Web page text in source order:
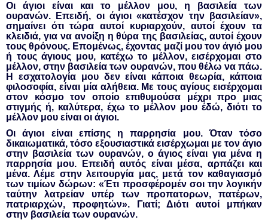
Οι άγιοι είναι και το μέλλον μου, η βασιλεία των
ουρανών. Επειδή, οι άγιοι «κατέσχον την βασιλείαν»,
σημαίνει ότι τώρα αυτοί κυριαρχούν, αυτοί έχουν τα
κλειδιά, για να ανοίξη η θύρα της βασιλείας, αυτοί έχουν
τους θρόνους. Επομένως, έχοντας μαζί μου τον άγιό μου
ή τους άγιους μου, κατέχω το μέλλον, εισέρχομαι στο
μέλλον, στην βασιλεία των ουρανών, που θέλω να πάω.
Η εσχατολογία μου δεν είναι κάποια θεωρία, κάποια
φιλοσοφία, είναι μία αλήθεια. Με τους αγίους εισέρχομαι
στον κόσμο τον οποίο επιθυμούσα μέχρι προ μιας
στιγμής ή, καλύτερα, έχω το μέλλον μου έδώ, διότι το
μέλλον μου είναι οι άγιοι.
Οι άγιοι είναι επίσης η παρρησία μου. Όταν τόσο
δικαιωματικά, τόσο εξουσιαστικά εισέρχωμαι με τον άγιο
στην βασιλεία των ουρανών, ο άγιος είναι για μένα η
παρρησία μου. Επειδή αυτός είναι μέσα, αρπάζει και
μένα. Λέμε στην λειτουργία μας, μετά τον καθαγιασμό
των τιμίων δώρων: «Έτι προσφέρομέν σοι την λογικήν
ταύτην λατρείαν υπέρ των προπατορων, πατέρων,
πατριαρχών, προφητών». Γιατί; Διότι αυτοί μπήκαν
στην βασιλεία των ουρανών.